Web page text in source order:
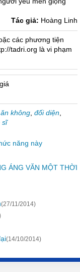
Tác giả: Hoàng Linh
các phương tiện
tadri.org là vi phạm
ăn không đối diện
sĩ
năng này
ÁNG VĂN MỘT THỜI
(27/11/2014)
(14/10/2014)